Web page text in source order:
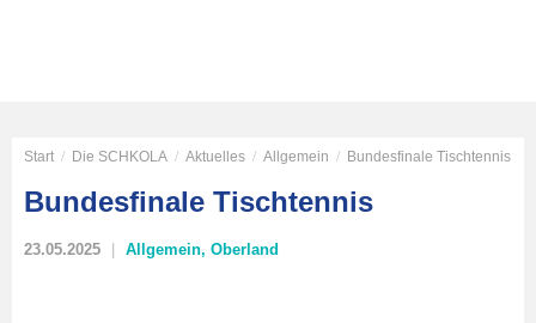
Start / Die SCHKOLA / Aktuelles / Allgemein / Bundesfinale Tischtennis
Bundesfinale Tischtennis
23.05.2025 Allgemein, Oberland